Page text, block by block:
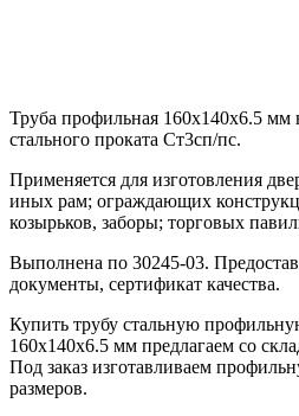
Труба профильная 160х140х6.5 мм
стального проката Ст3сп/пс.
Применяется для изготовления
иных рам; ограждающих
козырьков, заборы; торговых
Выполнена по 30245-03.
документы, сертификат качества.
Купить трубу стальную
160х140х6.5 мм предлагаем со
Под заказ изготавливаем
размеров.